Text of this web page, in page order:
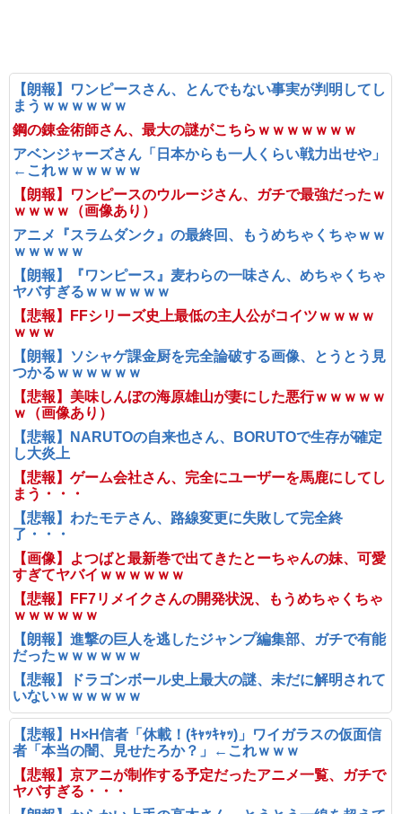
【朗報】ワンピースさん、とんでもない事実が判明してし
まうｗｗｗｗｗｗ
鋼の錬金術師さん、最大の謎がこちらｗｗｗｗｗｗｗ
アベンジャーズさん「日本からも一人くらい戦力出せや」
←これｗｗｗｗｗｗ
【朗報】ワンピースのウルージさん、ガチで最強だったｗ
ｗｗｗｗ（画像あり）
アニメ『スラムダンク』の最終回、もうめちゃくちゃｗｗ
ｗｗｗｗｗ
【朗報】『ワンピース』麦わらの一味さん、めちゃくちゃ
ヤバすぎるｗｗｗｗｗｗ
【悲報】FFシリーズ史上最低の主人公がコイツｗｗｗｗ
ｗｗｗ
【朗報】ソシャゲ課金厨を完全論破する画像、とうとう見
つかるｗｗｗｗｗｗ
【悲報】美味しんぼの海原雄山が妻にした悪行ｗｗｗｗｗ
ｗ（画像あり）
【悲報】NARUTOの自来也さん、BORUTOで生存が確定
し大炎上
【悲報】ゲーム会社さん、完全にユーザーを馬鹿にしてし
まう・・・
【悲報】わたモテさん、路線変更に失敗して完全終
了・・・
【画像】よつばと最新巻で出てきたとーちゃんの妹、可愛
すぎてヤバイｗｗｗｗｗｗ
【悲報】FF7リメイクさんの開発状況、もうめちゃくちゃ
ｗｗｗｗｗｗ
【朗報】進撃の巨人を逃したジャンプ編集部、ガチで有能
だったｗｗｗｗｗｗ
【悲報】ドラゴンボール史上最大の謎、未だに解明されて
いないｗｗｗｗｗｗ
【悲報】H×H信者「休載！(ｷｬｯｷｬｯ)」ワイガラスの仮面信
者「本当の闇、見せたろか？」←これｗｗｗ
【悲報】京アニが制作する予定だったアニメ一覧、ガチで
ヤバすぎる・・・